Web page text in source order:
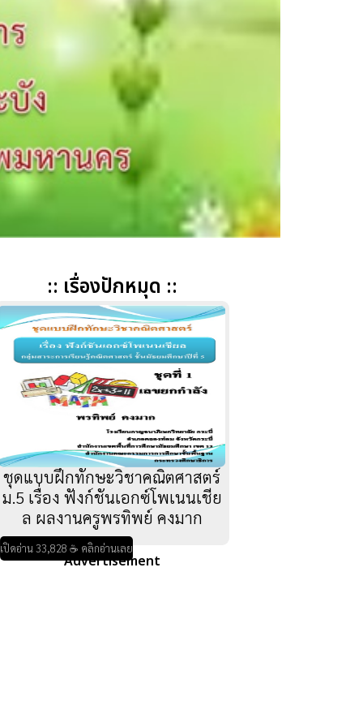
:: เรื่องปักหมุด ::
ชุดแบบฝึกทักษะวิชาคณิตศาสตร์
ม.5 เรื่อง ฟังก์ชันเอกซ์โพเนนเชีย
ล ผลงานครูพรทิพย์ คงมาก
เปิดอ่าน 33,828 ☕ คลิกอ่านเลย
Advertisement